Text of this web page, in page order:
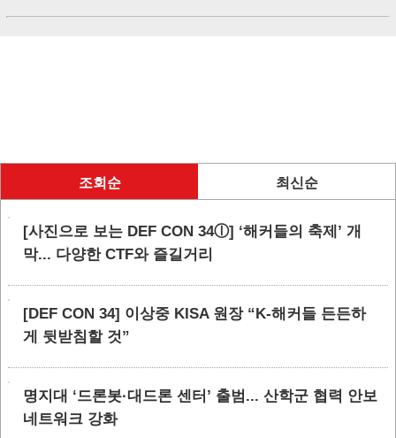
조회순 최신순
[사진으로 보는 DEF CON 34ⓛ] ‘해커들의 축제’ 개
막... 다양한 CTF와 즐길거리
[DEF CON 34] 이상중 KISA 원장 “K-해커들 든든하
게 뒷받침할 것”
명지대 ‘드론봇·대드론 센터’ 출범... 산학군 협력 안보
네트워크 강화